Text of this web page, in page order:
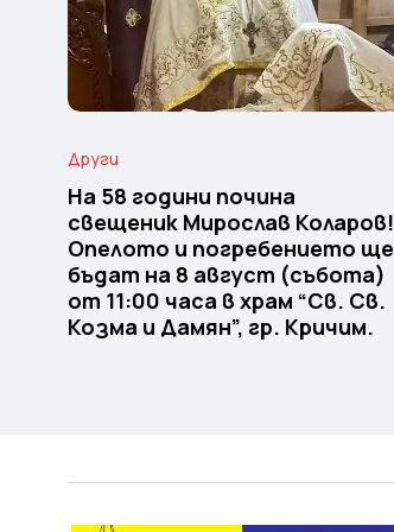
Други
На 58 години почина
свещеник Мирослав Коларов!
Опелото и погребението ще
бъдат на 8 август (събота)
от 11:00 часа в храм “Св. Св.
Козма и Дамян”, гр. Кричим.